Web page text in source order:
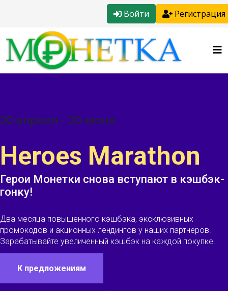
Войти Регистрация
20 апреля - 20 июня
Heroes Marathon
Герои Монетки снова вступают в кэшбэк-
гонку!
Два месяца повышенного кэшбэка, эксклюзивных
промокодов и акционных лендингов у наших партнеров.
Зарабатывайте увеличенный кэшбэк на каждой покупке!
К предложениям